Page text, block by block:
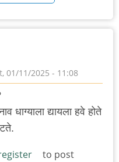
01/11/2025 - 11:08
धाग्याला द्यायला हवे होते
to post